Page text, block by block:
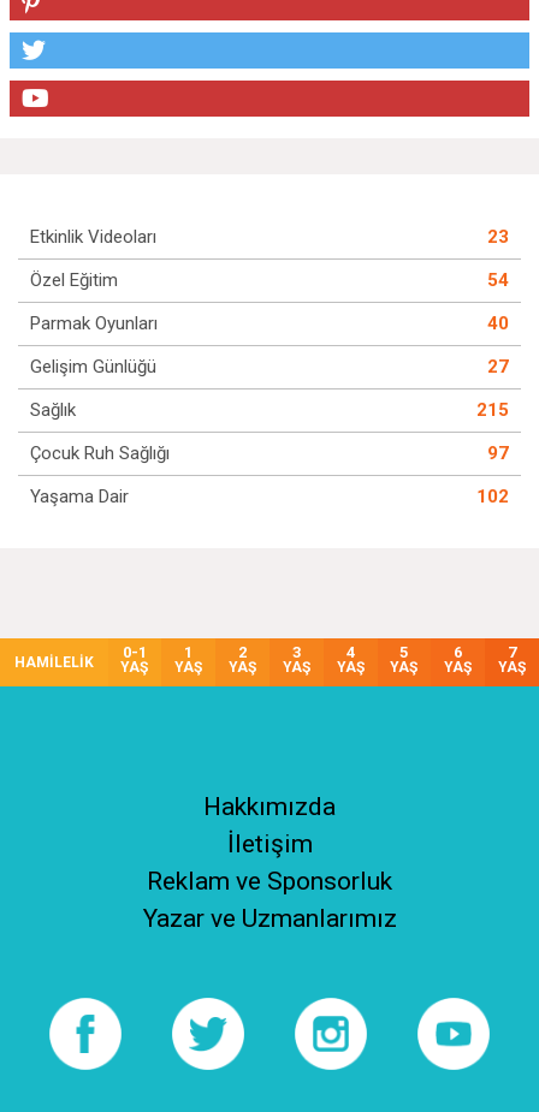
Etkinlik Videoları
23
Özel Eğitim
54
Parmak Oyunları
40
Gelişim Günlüğü
27
Sağlık
215
Çocuk Ruh Sağlığı
97
Yaşama Dair
102
HAMİLELİK
0-1
YAŞ
1
YAŞ
2
YAŞ
3
YAŞ
4
YAŞ
5
YAŞ
6
YAŞ
7
YAŞ
Hakkımızda
İletişim
Reklam ve Sponsorluk
Yazar ve Uzmanlarımız